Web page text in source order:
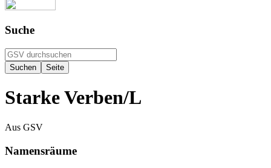
Suche
Starke Verben/L
Aus GSV
Namensräume